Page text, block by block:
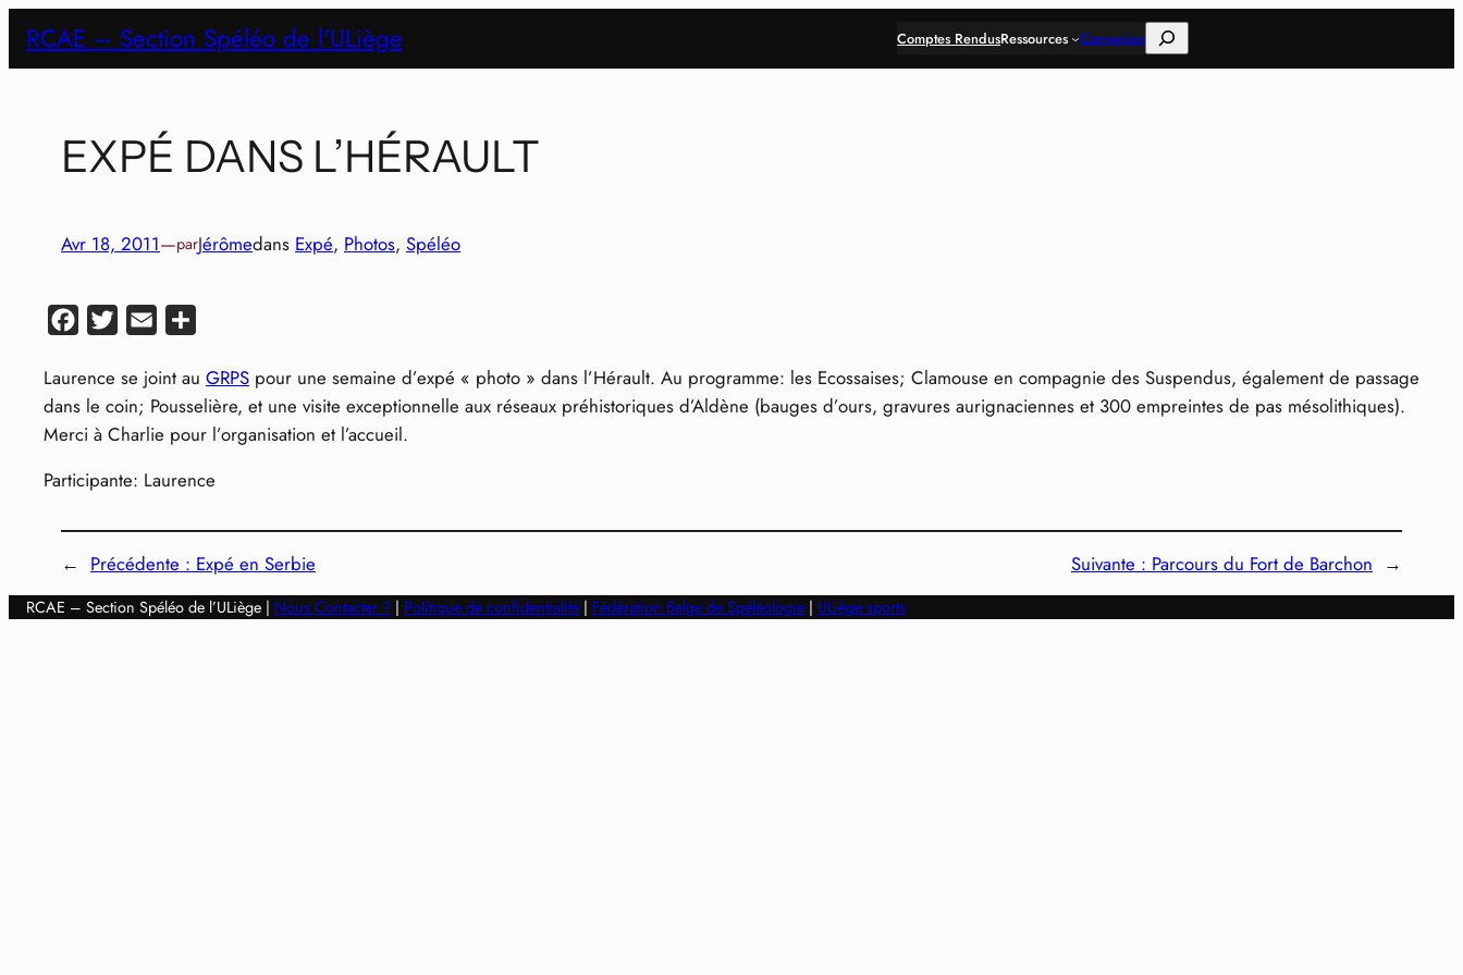
RCAE – Section Spéléo de l'ULiège Comptes RendusRessources Connexion Rechercher
EXPÉ DANS L’HÉRAULT
Avr 18, 2011—parJérômedans Expé, Photos, Spéléo
Facebook
Twitter Email
Laurence se joint au GRPS pour une semaine d’expé « photo » dans l’Hérault. Au programme: les Ecossaises; Clamouse en compagnie des Suspendus, également de passage
dans le coin; Pousselière, et une visite exceptionnelle aux réseaux préhistoriques d’Aldène (bauges d’ours, gravures aurignaciennes et 300 empreintes de pas mésolithiques).
Merci à Charlie pour l’organisation et l’accueil.
Participante: Laurence
← Précédente : Expé en Serbie Suivante : Parcours du Fort de Barchon →
RCAE – Section Spéléo de l’ULiège | Nous Contacter ? | Politique de confidentialité | Fédération Belge de Spéléologie | ULiège sports